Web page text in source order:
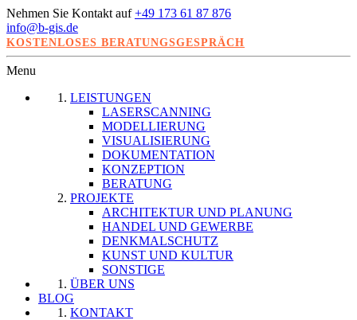
Nehmen Sie Kontakt auf+49 173 61 87 876
info@b-gis.de
KOSTENLOSES BERATUNGSGESPRÄCH
Menu
LEISTUNGEN
LASERSCANNING
MODELLIERUNG
VISUALISIERUNG
DOKUMENTATION
KONZEPTION
BERATUNG
PROJEKTE
ARCHITEKTUR UND PLANUNG
HANDEL UND GEWERBE
DENKMALSCHUTZ
KUNST UND KULTUR
SONSTIGE
ÜBER UNS
BLOG
KONTAKT